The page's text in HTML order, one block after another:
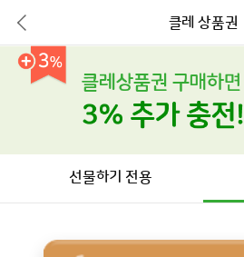
클레 상품권
선물하기 전용